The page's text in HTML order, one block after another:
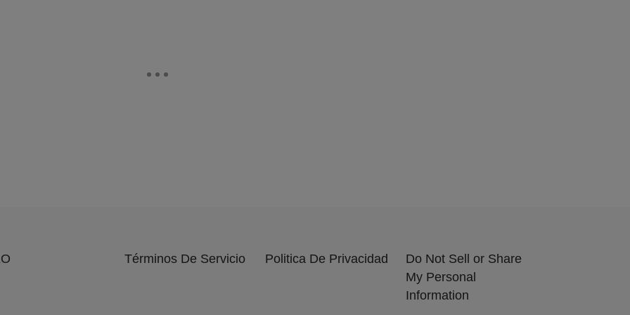
Términos De Servicio Politica De Privacidad
Do Not Sell or Share
My Personal
Information